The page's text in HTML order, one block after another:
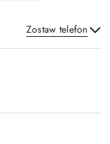
Zostaw telefon